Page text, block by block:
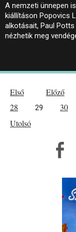
A nemzeti ünnepen
kiállításon Popovics
alkotásait, Paul
nézhetik meg
Első Előző
28
29 30
Utolsó